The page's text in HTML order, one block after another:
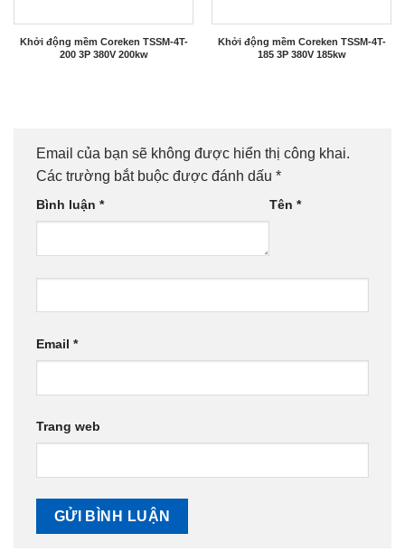
Khởi động mềm Coreken TSSM-4T-
200 3P 380V 200kw
Khởi động mềm Coreken TSSM-4T-
185 3P 380V 185kw
Email của bạn sẽ không được hiển thị công khai.
Các trường bắt buộc được đánh dấu *
Bình luận * Tên *
Email *
Trang web